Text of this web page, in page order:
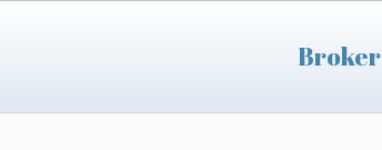
Broker